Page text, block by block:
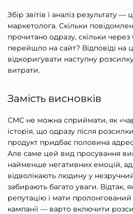
Збір звітів і аналіз результату —
маркетолога. Скільки
прочитано одразу, скільки
перейшло на сайт? Відповіді на
відкоригувати наступну розсилку
витрати.
Замість висновків
СМС не можна сприймати, як
історія, що одразу після
продукт придбає половина
Але саме цей вид просування
найменше негативних емоцій,
відволікають людину у
забирають багато уваги. Відтак,
репутацію і мати пролонгований
кампанії — варто включити